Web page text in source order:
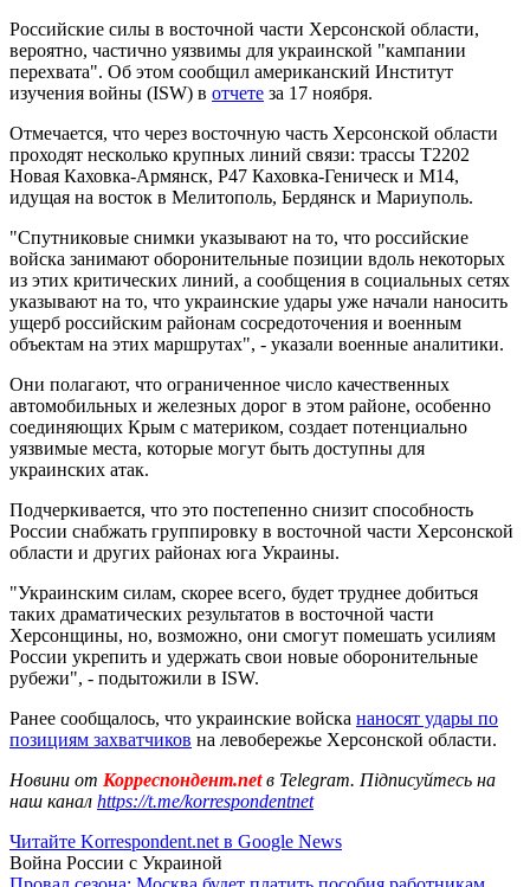
Российские силы в восточной части Херсонской области,
вероятно, частично уязвимы для украинской "кампании
перехвата". Об этом сообщил американский Институт
изучения войны (ISW) в отчете за 17 ноября.
Отмечается, что через восточную часть Херсонской области
проходят несколько крупных линий связи: трассы Т2202
Новая Каховка-Армянск, Р47 Каховка-Геническ и М14,
идущая на восток в Мелитополь, Бердянск и Мариуполь.
"Спутниковые снимки указывают на то, что российские
войска занимают оборонительные позиции вдоль некоторых
из этих критических линий, а сообщения в социальных сетях
указывают на то, что украинские удары уже начали наносить
ущерб российским районам сосредоточения и военным
объектам на этих маршрутах", - указали военные аналитики.
Они полагают, что ограниченное число качественных
автомобильных и железных дорог в этом районе, особенно
соединяющих Крым с материком, создает потенциально
уязвимые места, которые могут быть доступны для
украинских атак.
Подчеркивается, что это постепенно снизит способность
России снабжать группировку в восточной части Херсонской
области и других районах юга Украины.
"Украинским силам, скорее всего, будет труднее добиться
таких драматических результатов в восточной части
Херсонщины, но, возможно, они смогут помешать усилиям
России укрепить и удержать свои новые оборонительные
рубежи", - подытожили в ISW.
Ранее сообщалось, что украинские войска наносят удары по
позициям захватчиков на левобережье Херсонской области.
Новини от Корреспондент.netв Telegram. Підписуйтесь на
наш канал https://t.me/korrespondentnet
Читайте Korrespondent.net в Google News
Война России с Украиной